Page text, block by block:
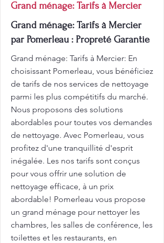
Grand ménage: Tarifs à Mercier
Grand ménage: Tarifs à Mercier
par Pomerleau : Propreté Garantie
Grand ménage: Tarifs à Mercier: En
choisissant Pomerleau, vous bénéficiez
de tarifs de nos services de nettoyage
parmi les plus compétitifs du marché.
Nous proposons des solutions
abordables pour toutes vos demandes
de nettoyage. Avec Pomerleau, vous
profitez d'une tranquillité d'esprit
inégalée. Les nos tarifs sont conçus
pour vous offrir une solution de
nettoyage efficace, à un prix
abordable! Pomerleau vous propose
un grand ménage pour nettoyer les
chambres, les salles de conférence, les
toilettes et les restaurants, en